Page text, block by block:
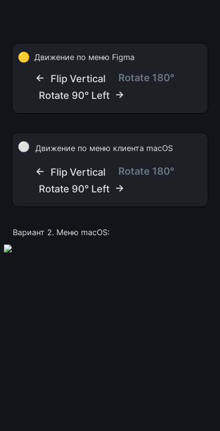
🟡 Движение по меню Figma
← Flip Vertical
Rotate 180°
Rotate 90° Left →
⚪ Движение по меню клиента macOS
← Flip Vertical
Rotate 180°
Rotate 90° Left →
Вариант 2. Меню macOS: